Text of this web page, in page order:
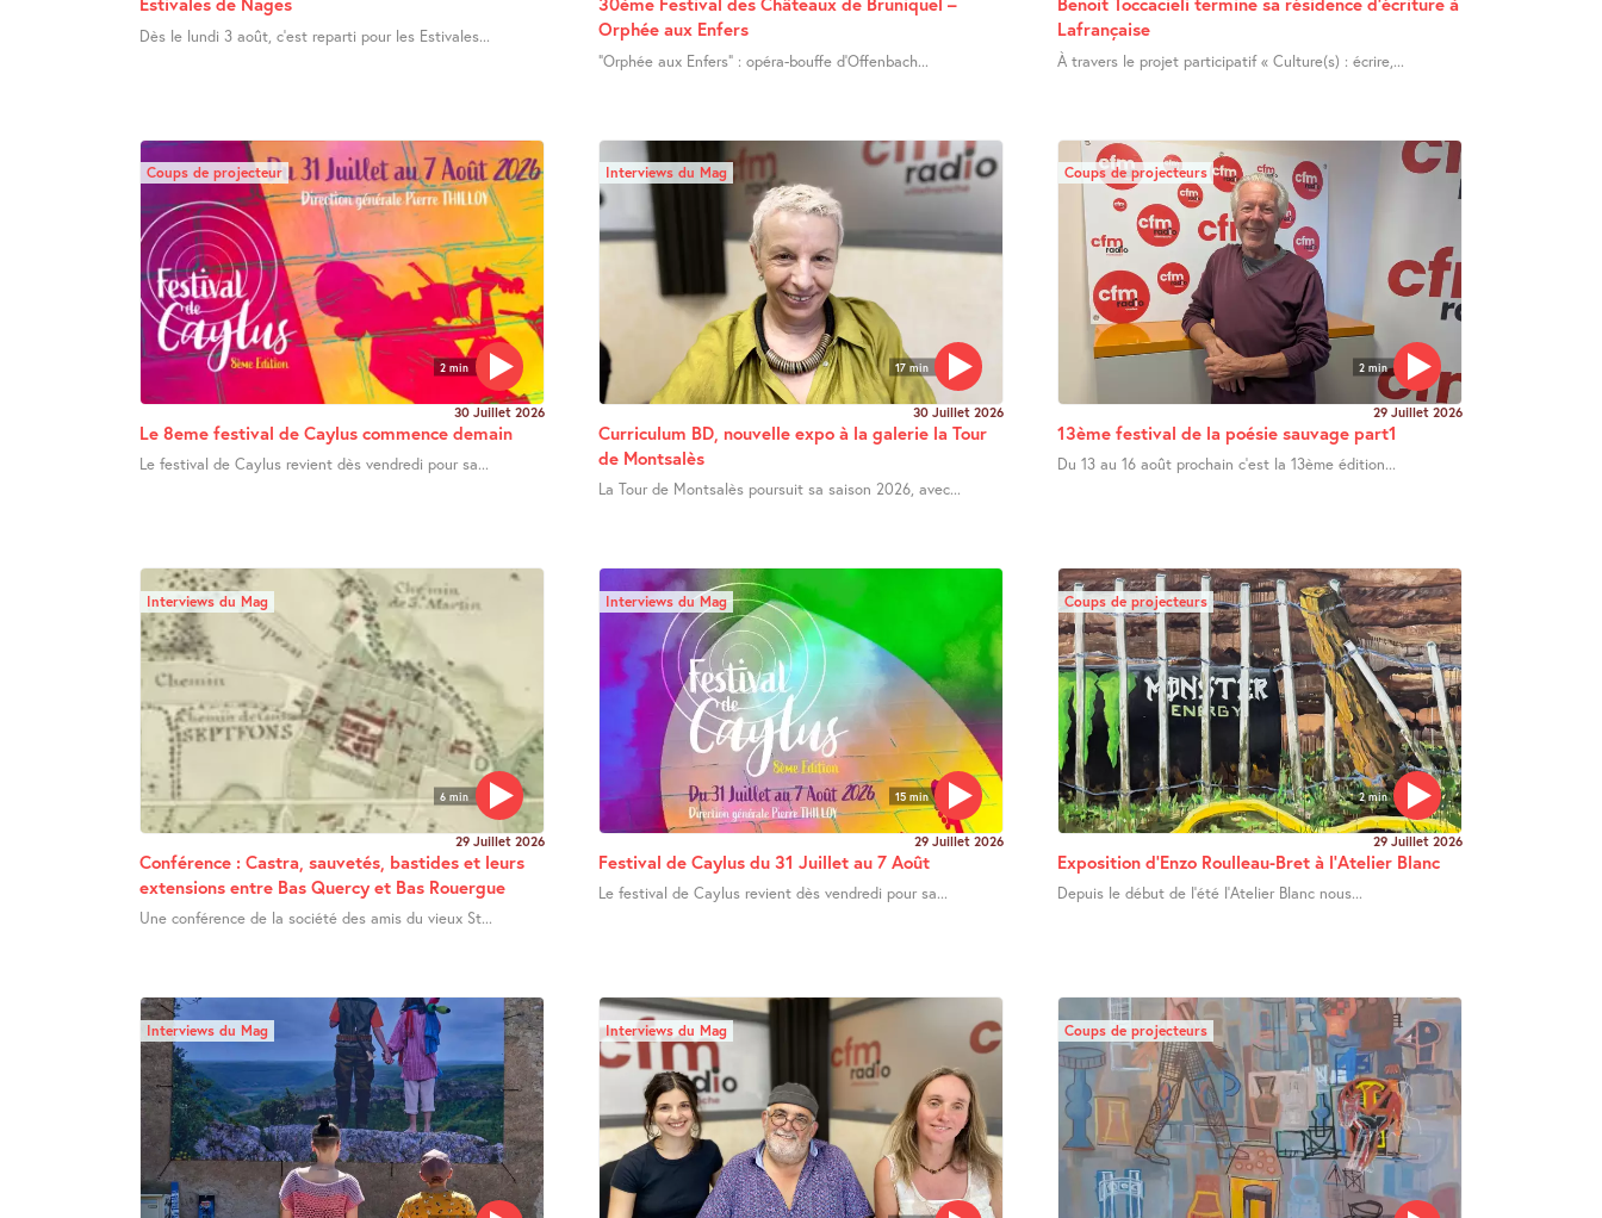
Dès le lundi 3 août, c’est reparti pour les Estivales...
Orphée aux Enfers
"Orphée aux Enfers" : opéra-bouffe d’Offenbach...
Lafrançaise
À travers le projet participatif « Culture(s) : écrire,...
2 min
Coups de projecteur
30 Juillet 2026
Le 8eme festival de Caylus commence demain
Le festival de Caylus revient dès vendredi pour sa...
17 min
Interviews du Mag
30 Juillet 2026
Curriculum BD, nouvelle expo à la galerie la Tour
de Montsalès
La Tour de Montsalès poursuit sa saison 2026, avec...
2 min
Coups de projecteurs
29 Juillet 2026
13ème festival de la poésie sauvage part1
Du 13 au 16 août prochain c’est la 13ème édition...
6 min
Interviews du Mag
29 Juillet 2026
Conférence : Castra, sauvetés, bastides et leurs
extensions entre Bas Quercy et Bas Rouergue
Une conférence de la société des amis du vieux St...
15 min
Interviews du Mag
29 Juillet 2026
Festival de Caylus du 31 Juillet au 7 Août
Le festival de Caylus revient dès vendredi pour sa...
2 min
Coups de projecteurs
29 Juillet 2026
Exposition d’Enzo Roulleau-Bret à l’Atelier Blanc
Depuis le début de l’été l’Atelier Blanc nous...
Interviews du Mag Interviews du Mag Coups de projecteurs